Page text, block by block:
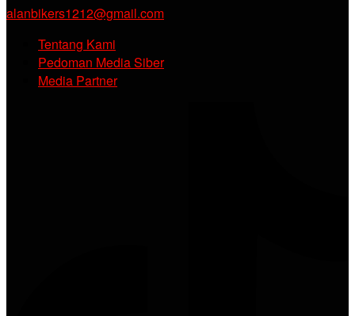
alanbikers1212@gmail.com
Tentang Kami
Pedoman Media Siber
Media Partner